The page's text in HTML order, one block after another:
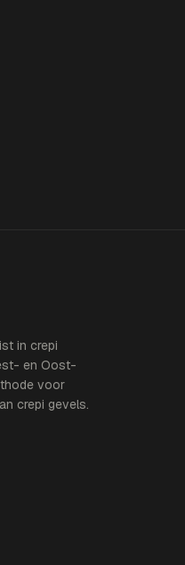
in crepi
en Oost-
voor
crepi gevels.